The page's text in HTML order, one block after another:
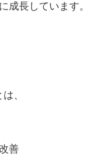
成長しています
、
善